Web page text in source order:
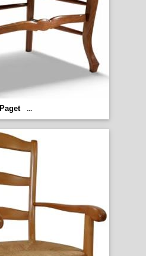
Paget ...